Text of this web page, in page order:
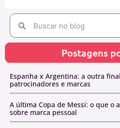
Postagens
Espanha x Argentina: a outra
patrocinadores e marcas
A última Copa de Messi: o que o
sobre marca pessoal